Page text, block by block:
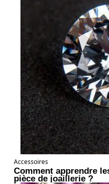
Accessoires
Comment apprendre
pièce de joaillerie ?